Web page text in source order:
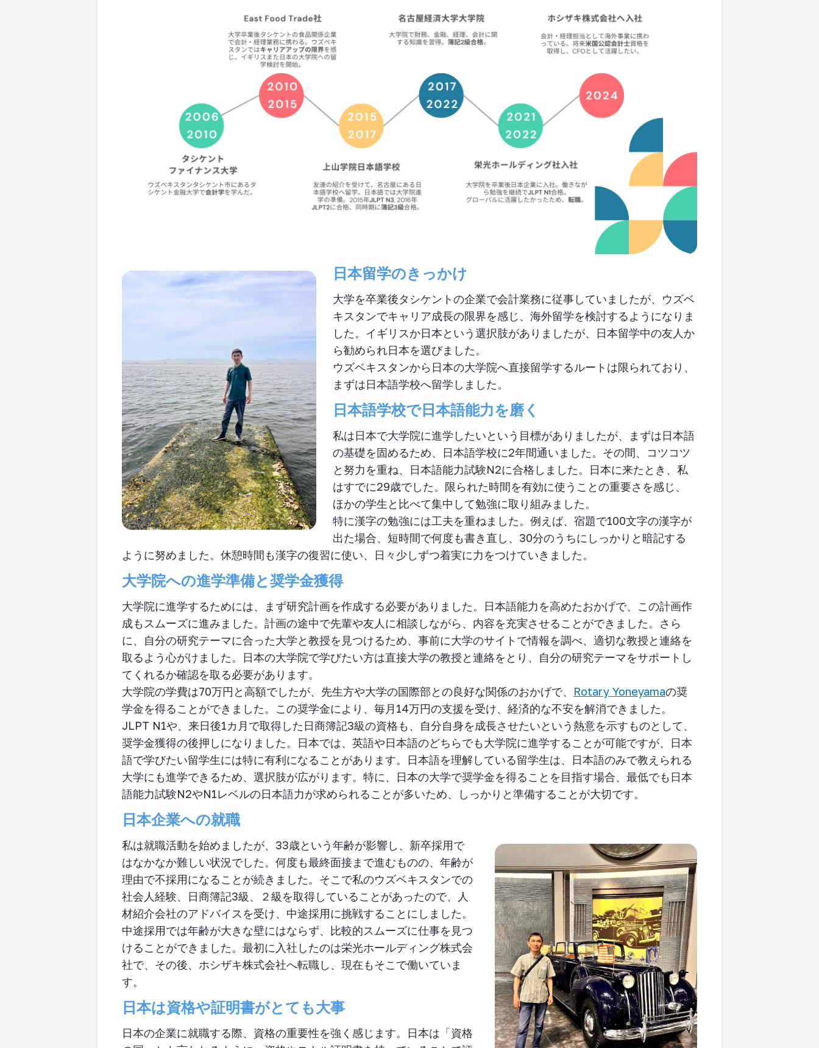
日本留学のきっかけ
大学を卒業後タシケントの企業で会計業務に従事していましたが、ウズベ
キスタンでキャリア成長の限界を感じ、海外留学を検討するようになりま
した。イギリスか日本という選択肢がありましたが、日本留学中の友人か
ら勧められ日本を選びました。
ウズベキスタンから日本の大学院へ直接留学するルートは限られており、
まずは日本語学校へ留学しました。
日本語学校で日本語能力を磨く
私は日本で大学院に進学したいという目標がありましたが、まずは日本語
の基礎を固めるため、日本語学校に2年間通いました。その間、コツコツ
と努力を重ね、日本語能力試験N2に合格しました。日本に来たとき、私
はすでに29歳でした。限られた時間を有効に使うことの重要さを感じ、
ほかの学生と比べて集中して勉強に取り組みました。
特に漢字の勉強には工夫を重ねました。例えば、宿題で100文字の漢字が
出た場合、短時間で何度も書き直し、30分のうちにしっかりと暗記する
ように努めました。休憩時間も漢字の復習に使い、日々少しずつ着実に力をつけていきました。
大学院への進学準備と奨学金獲得
大学院に進学するためには、まず研究計画を作成する必要がありました。日本語能力を高めたおかげで、この計画作
成もスムーズに進みました。計画の途中で先輩や友人に相談しながら、内容を充実させることができました。さら
に、自分の研究テーマに合った大学と教授を見つけるため、事前に大学のサイトで情報を調べ、適切な教授と連絡を
取るよう心がけました。日本の大学院で学びたい方は直接大学の教授と連絡をとり、自分の研究テーマをサポートし
てくれるか確認を取る必要があります。
大学院の学費は70万円と高額でしたが、先生方や大学の国際部との良好な関係のおかげで、 Rotary Yoneyamaの奨
学金を得ることができました。この奨学金により、毎月 14万円の支援を受け、経済的な不安を解消できました。
JLPT N1や、来日後1カ月で取得した日商簿記3級の資格も、自分自身を成長させたいという熱意を示すものとして、
奨学金獲得の後押しになりました。日本では、英語や日本語のどちらでも大学院に進学することが可能ですが、日本
語で学びたい留学生には特に有利になることがあります。日本語を理解している留学生は、日本語のみで教えられる
大学にも進学できるため、選択肢が広がります。特に、日本の大学で奨学金を得ることを目指す場合、最低でも日本
語能力試験N2やN1レベルの日本語力が求められることが多いため、しっかりと準備することが大切です。
日本企業への就職
私は就職活動を始めましたが、 33歳という年齢が影響し、新卒採用で
はなかなか難しい状況でした。何度も最終面接まで進むものの、年齢が
理由で不採用になることが続きました。そこで私のウズベキスタンでの
社会人経験、日商簿記3級、２級を取得していることがあったので、人
材紹介会社のアドバイスを受け、中途採用に挑戦することにしました。
中途採用では年齢が大きな壁にはならず、比較的スムーズに仕事を見つ
けることができました。最初に入社したのは栄光ホールディング株式会
社で、その後、ホシザキ株式会社へ転職し、現在もそこで働いていま
す。
日本は資格や証明書がとても大事
日本の企業に就職する際、資格の重要性を強く感じます。日本は「資格